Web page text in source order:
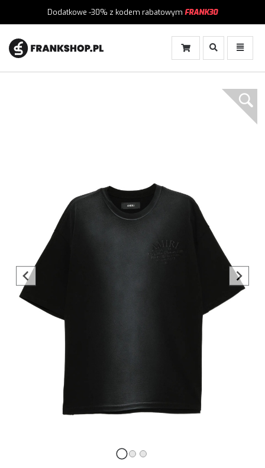
Dodatkowe -30% z kodem rabatowym FRANK30
Włącz
Menu
Włącz
Wyszukiwanie